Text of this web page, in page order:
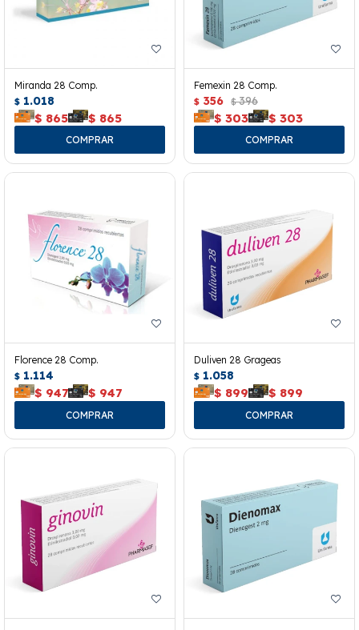
Miranda 28 Comp.
$ 1.018
$ 865 $ 865
Femexin 28 Comp.
$ 356 $ 396
$ 303 $ 303
Florence 28 Comp.
$ 1.114
$ 947 $ 947
Duliven 28 Grageas
$ 1.058
$ 899 $ 899